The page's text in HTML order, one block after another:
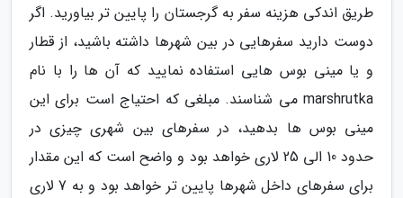
طریق اندکی هزینه سفر به گرجستان را پایین تر بیاورید. اگر
دوست دارید سفرهایی در بین شهرها داشته باشید، از قطار
و یا مینی بوس هایی استفاده نمایید که آن ها را با نام
marshrutka می شناسند. مبلغی که احتیاج است برای این
مینی بوس ها بدهید، در سفرهای بین شهری چیزی در
حدود 10 الی 25 لاری خواهد بود و واضح است که این مقدار
برای سفرهای داخل شهرها پایین تر خواهد بود و به 7 لاری